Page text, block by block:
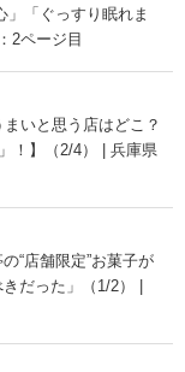
「ぐっすり眠れま
2ページ目
いと思う店はどこ？
！】（2/4） | 兵庫県
“店舗限定”お菓子が
だった」（1/2） |